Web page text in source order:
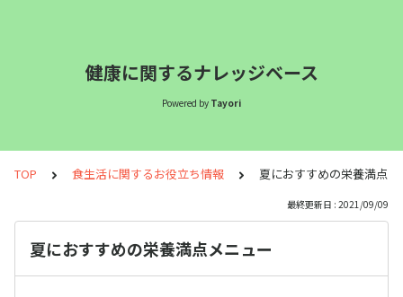
健康に関するナレッジベース
Powered by Tayori
TOP 食生活に関するお役立ち情報 夏におすすめの栄養満点メ
最終更新日 : 2021/09/09
夏におすすめの栄養満点メニュー